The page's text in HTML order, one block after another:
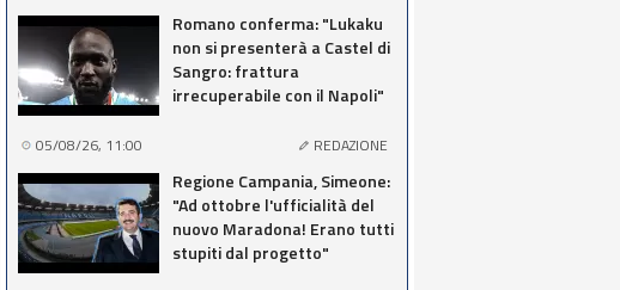
Romano conferma: "Lukaku
non si presenterà a Castel di
Sangro: frattura
irrecuperabile con il Napoli"
05/08/26, 11:00 REDAZIONE
Regione Campania, Simeone:
"Ad ottobre l'ufficialità del
nuovo Maradona! Erano tutti
stupiti dal progetto"